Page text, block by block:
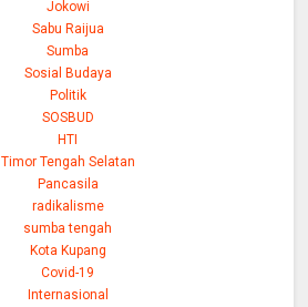
Jokowi
Sabu Raijua
Sumba
Sosial Budaya
Politik
SOSBUD
HTI
Timor Tengah Selatan
Pancasila
radikalisme
sumba tengah
Kota Kupang
Covid-19
Internasional